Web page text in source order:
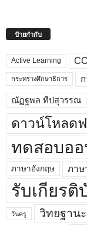
ป้ายกำกับ
Active Learning
กระทรวงศึกษาธิการ
ณัฏฐพล ทีปสุวรรณ
ดาวน์โหลด
ทดสอบอ
ภาษาอังกฤษ ภาษ
รับเกียรติ
วันครู วิทยฐานะ